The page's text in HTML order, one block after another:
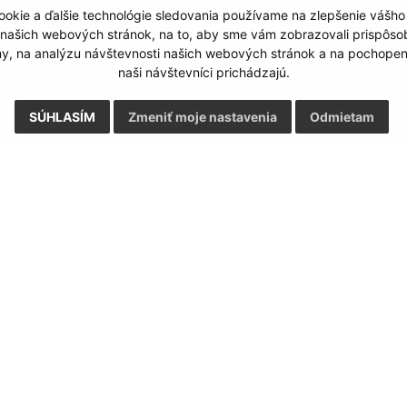
a ďalšie technológie sledovania používame na zlepšenie
webových stránok, na to, aby sme vám zobrazovali
na analýzu návštevnosti našich webových stránok a na
naši návštevníci prichádzajú.
SÚHLASÍM Odmietam
Zmeniť moje nastavenia
Google reCaptcha Response
Odoslať správu